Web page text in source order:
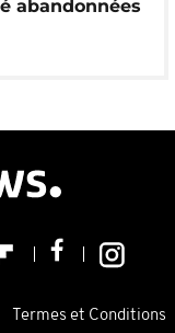
abandonnées
Termes et Conditions